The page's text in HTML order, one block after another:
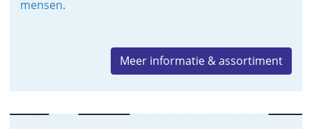
mensen.
Meer informatie & assortiment